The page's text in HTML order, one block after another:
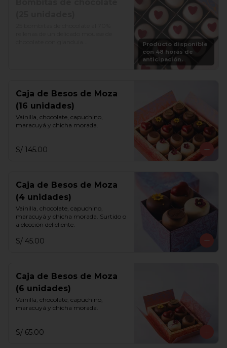
Producto disponible
con 48 horas de
anticipación.
Caja de Besos de Moza
(16 unidades)
Vainilla, chocolate, capuchino,
maracuyá y chicha morada.
S/ 145.00
Caja de Besos de Moza
(4 unidades)
Vainilla, chocolate, capuchino,
maracuyá y chicha morada. Surtido o
a elección del cliente.
S/ 45.00
Caja de Besos de Moza
(6 unidades)
Vainilla, chocolate, capuchino,
maracuyá y chicha morada.
S/ 65.00